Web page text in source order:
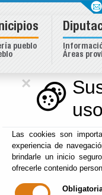
×
Las cookies son
experiencia de
brindarle un inicio
ofrecerle contenido
Inicio -
pueblo
Áreas